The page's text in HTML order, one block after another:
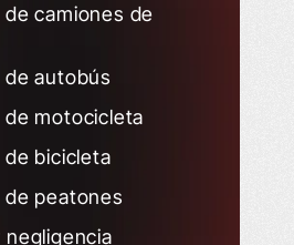
camiones de
autobús
motocicleta
bicicleta
peatones